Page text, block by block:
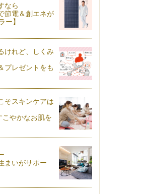
なら
節電＆創エネが
ー】
けれど、しくみ
プレゼントをも
そスキンケアは
やかなお肌を
まいがサポー